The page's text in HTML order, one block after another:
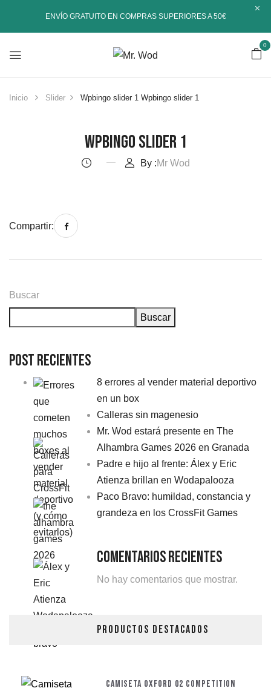
ENVÍO GRATUITO EN COMPRAS SUPERIORES A 50€
0
Inicio Slider Wpbingo slider 1 Wpbingo slider 1
Wpbingo Slider 1
By :Mr Wod
Buscar
Buscar
Post Recientes
8 errores al vender material deportivo
en un box
Calleras sin magenesio
Mr. Wod estará presente en The
Alhambra Games 2026 en Granada
Padre e hijo al frente: Álex y Eric
Atienza brillan en Wodapalooza
Paco Bravo: humildad, constancia y
grandeza en los CrossFit Games
Comentarios Recientes
No hay comentarios que mostrar.
PRODUCTOS DESTACADOS
CAMISETA OXFORD 02 COMPETITION
Compartir: